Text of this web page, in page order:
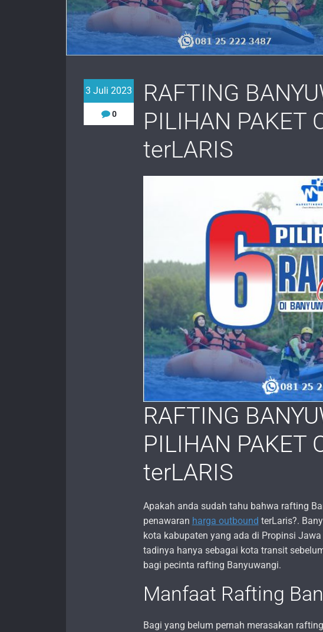
3 Juli 2023
0
RAFTING
PILIHAN PAKET
terLARIS
RAFTING
PILIHAN PAKET
terLARIS
Apakah anda sudah tahu bahwa rafting
penawaran harga outbound terLaris?.
kota kabupaten yang ada di Propinsi
tadinya hanya sebagai kota transit
bagi pecinta rafting Banyuwangi.
Manfaat Rafting
Bagi yang belum pernah merasakan